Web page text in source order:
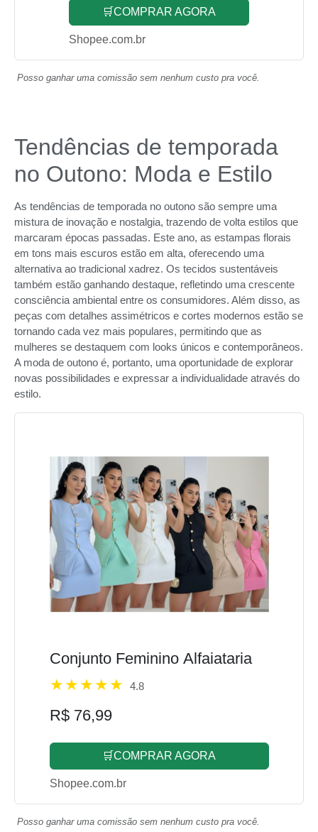
🛒COMPRAR AGORA
Shopee.com.br
Posso ganhar uma comissão sem nenhum custo pra você.
Tendências de temporada
no Outono: Moda e Estilo
As tendências de temporada no outono são sempre uma
mistura de inovação e nostalgia, trazendo de volta estilos que
marcaram épocas passadas. Este ano, as estampas florais
em tons mais escuros estão em alta, oferecendo uma
alternativa ao tradicional xadrez. Os tecidos sustentáveis
também estão ganhando destaque, refletindo uma crescente
consciência ambiental entre os consumidores. Além disso, as
peças com detalhes assimétricos e cortes modernos estão se
tornando cada vez mais populares, permitindo que as
mulheres se destaquem com looks únicos e contemporâneos.
A moda de outono é, portanto, uma oportunidade de explorar
novas possibilidades e expressar a individualidade através do
estilo.
Conjunto Feminino Alfaiataria
4.8
R$ 76,99
🛒COMPRAR AGORA
Shopee.com.br
Posso ganhar uma comissão sem nenhum custo pra você.